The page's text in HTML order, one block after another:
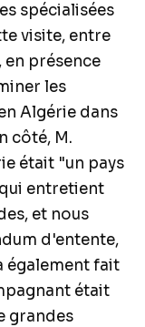
spécialisées
visite, entre
en présence
les
Algérie dans
côté, M.
était "un pays
entretient
et nous
d'entente,
également fait
était
grandes